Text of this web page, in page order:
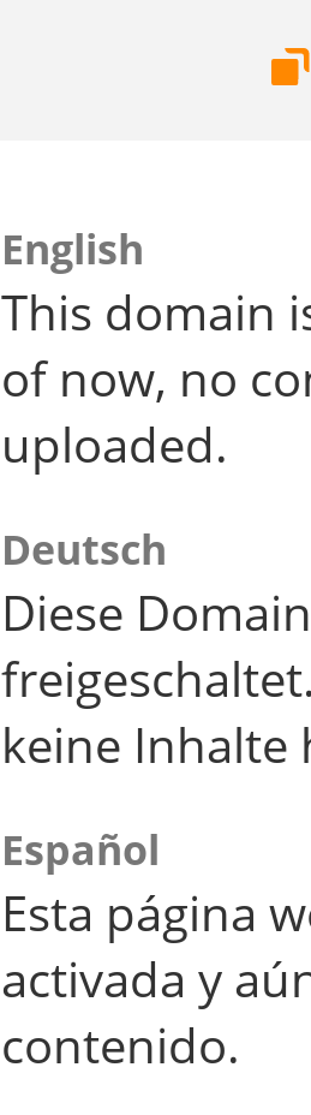
English
This domain
of now, no
uploaded.
Deutsch
Diese
keine Inhalte
Español
Esta página
activada y
contenido.